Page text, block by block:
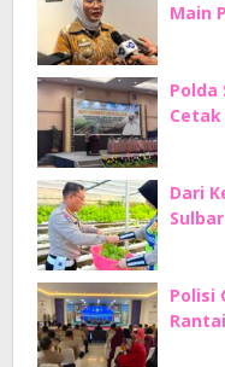
Main
Polda
Dari
Polisi